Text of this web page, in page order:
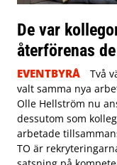
De var
återförenas
EVENTBYRÅ
Två
valt samma nya
Olle Hellström nu
dessutom som
arbetade
TO är